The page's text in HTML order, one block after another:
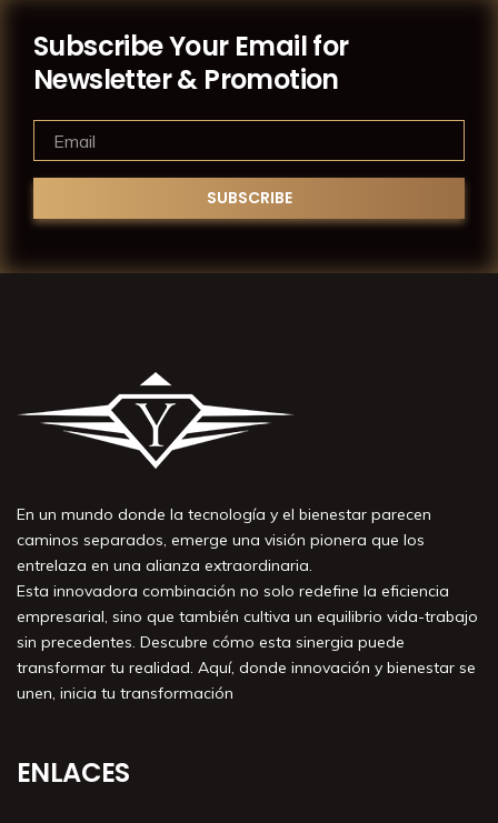
Subscribe Your Email for
Newsletter & Promotion
En un mundo donde la tecnología y el bienestar parecen
caminos separados, emerge una visión pionera que los
entrelaza en una alianza extraordinaria.
Esta innovadora combinación no solo redefine la eficiencia
empresarial, sino que también cultiva un equilibrio vida-trabajo
sin precedentes. Descubre cómo esta sinergia puede
transformar tu realidad. Aquí, donde innovación y bienestar se
unen, inicia tu transformación
ENLACES